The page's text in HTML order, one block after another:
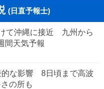
(日直予報士)
て沖縄に接近 九州から
間天気予報
的な影響 8日頃まで高波
の所も